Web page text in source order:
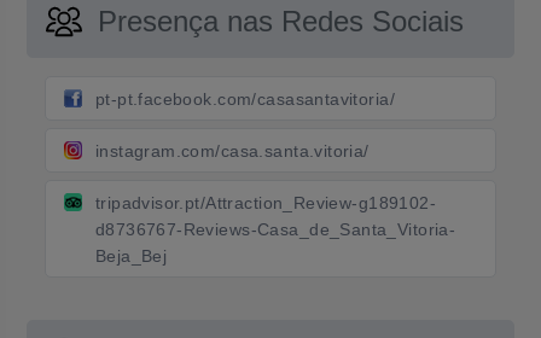
Presença nas Redes Sociais
pt-pt.facebook.com/casasantavitoria/
instagram.com/casa.santa.vitoria/
tripadvisor.pt/Attraction_Review-g189102-
d8736767-Reviews-Casa_de_Santa_Vitoria-
Beja_Bej